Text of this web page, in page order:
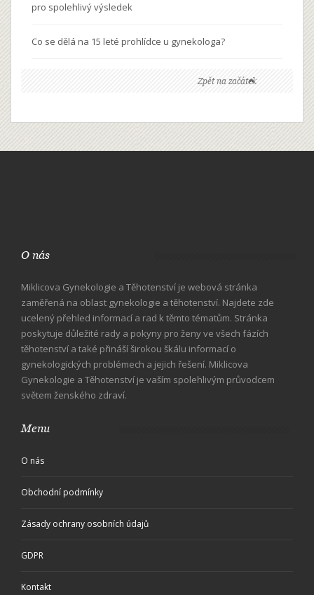
pro spolehlivý výsledek
Co se dělá na 15 leté prohlídce u gynekologa?
Zpět na začátek
O nás
Miklicova Gynekologie a Těhotenství je webová stránka
zaměřená na oblast gynekologie a těhotenství. Najdete zde
ucelený přehled informací a rad k těmto tématům. Stránka
poskytuje důležité rady a pokyny pro ženy ve všech fázích
těhotenství a také přináší širokou škálu informací o
gynekologických problémech a jejich řešení. Miklicova
Gynekologie a Těhotenství je vaším spolehlivým průvodcem
světem ženského zdraví.
Menu
O nás
Obchodní podmínky
Zásady ochrany osobních údajů
GDPR
Kontakt